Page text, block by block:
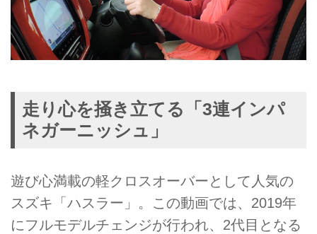
走り心を掻き立てる「3連インパ
ネガーニッシュ」
遊び心満載の軽クロスオーバーとして人気の
スズキ「ハスラー」。この動画では、2019年
にフルモデルチェンジが行われ、2代目となる